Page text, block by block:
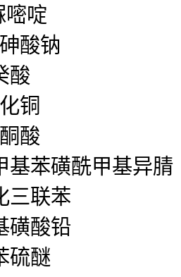
嘧啶
酸钠
酸
铜
酸
基苯磺酰甲基异腈
三联苯
磺酸铅
硫醚